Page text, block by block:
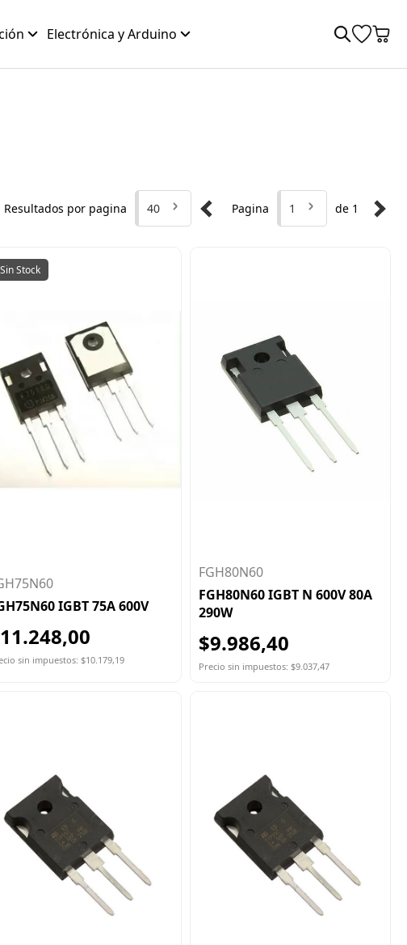
Electrónica y Arduino
Resultados por pagina 40 Pagina 1 de 1
Sin Stock
IGBT 75A 600V
sin impuestos: $10.179,19
FGH80N60
FGH80N60 IGBT N 600V 80A
290W
$9.986,40
Precio sin impuestos: $9.037,47